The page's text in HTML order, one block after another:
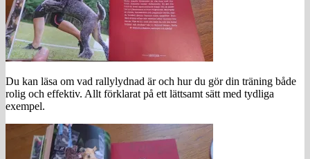
Du kan läsa om vad rallylydnad är och hur du gör din träning både
rolig och effektiv. Allt förklarat på ett lättsamt sätt med tydliga
exempel.